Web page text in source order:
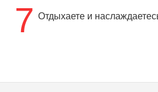
7 Отдыхаете и